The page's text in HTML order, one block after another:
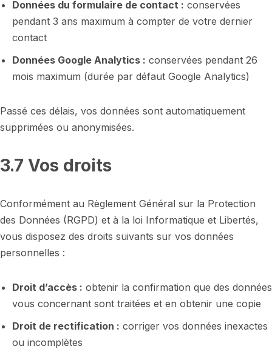
Données du formulaire de contact : conservées
pendant 3 ans maximum à compter de votre dernier
contact
Données Google Analytics : conservées pendant 26
mois maximum (durée par défaut Google Analytics)
Passé ces délais, vos données sont automatiquement
supprimées ou anonymisées.
3.7 Vos droits
Conformément au Règlement Général sur la Protection
des Données (RGPD) et à la loi Informatique et Libertés,
vous disposez des droits suivants sur vos données
personnelles :
Droit d’accès : obtenir la confirmation que des données
vous concernant sont traitées et en obtenir une copie
Droit de rectification : corriger vos données inexactes
ou incomplètes